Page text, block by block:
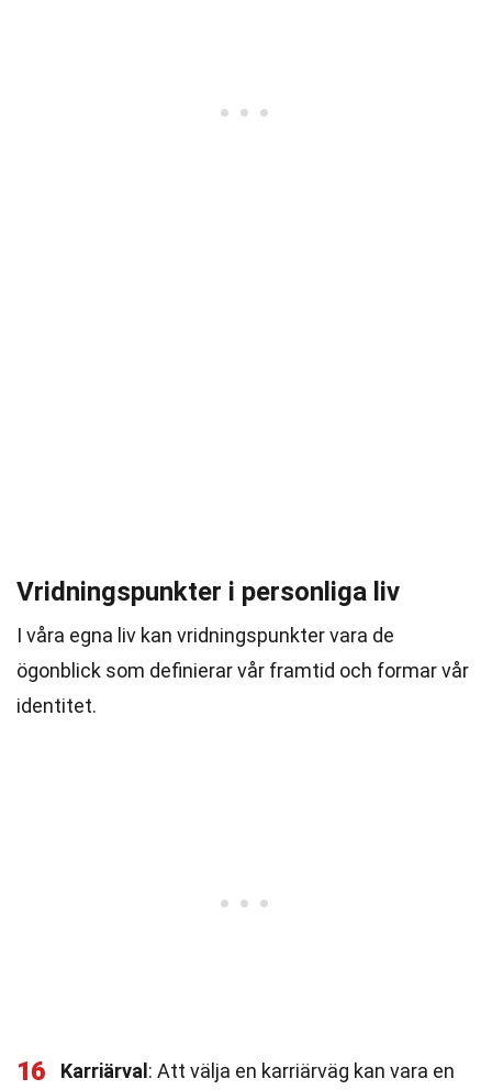
Vridningspunkter i personliga liv
I våra egna liv kan vridningspunkter vara de
ögonblick som definierar vår framtid och formar vår
identitet.
16 Karriärval : Att välja en karriärväg kan vara en